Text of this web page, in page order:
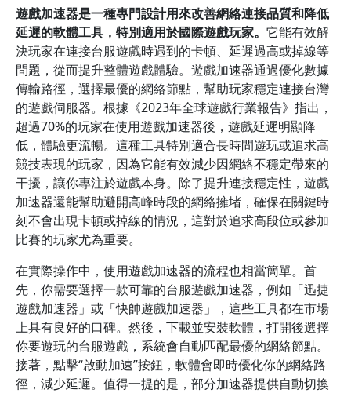
遊戲加速器是一種專門設計用來改善網絡連接品質和降低
延遲的軟體工具，特別適用於國際遊戲玩家。 它能有效解
決玩家在連接台服遊戲時遇到的卡頓、延遲過高或掉線等
問題，從而提升整體遊戲體驗。遊戲加速器通過優化數據
傳輸路徑，選擇最優的網絡節點，幫助玩家穩定連接台灣
的遊戲伺服器。根據《2023年全球遊戲行業報告》指出，
超過70%的玩家在使用遊戲加速器後，遊戲延遲明顯降
低，體驗更流暢。這種工具特別適合長時間遊玩或追求高
競技表現的玩家，因為它能有效減少因網絡不穩定帶來的
干擾，讓你專注於遊戲本身。除了提升連接穩定性，遊戲
加速器還能幫助避開高峰時段的網絡擁堵，確保在關鍵時
刻不會出現卡頓或掉線的情況，這對於追求高段位或參加
比賽的玩家尤為重要。
在實際操作中，使用遊戲加速器的流程也相當簡單。首
先，你需要選擇一款可靠的台服遊戲加速器，例如「迅捷
遊戲加速器」或「快帥遊戲加速器」，這些工具都在市場
上具有良好的口碑。然後，下載並安裝軟體，打開後選擇
你要遊玩的台服遊戲，系統會自動匹配最優的網絡節點。
接著，點擊“啟動加速”按鈕，軟體會即時優化你的網絡路
徑，減少延遲。值得一提的是，部分加速器提供自動切換